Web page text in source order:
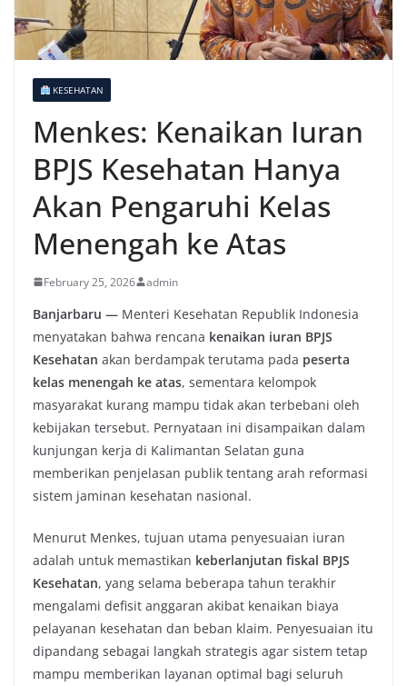
KESEHATAN
Menkes: Kenaikan Iuran
BPJS Kesehatan Hanya
Akan Pengaruhi Kelas
Menengah ke Atas
February 25, 2026 admin
Banjarbaru — Menteri Kesehatan Republik Indonesia
menyatakan bahwa rencana kenaikan iuran BPJS
Kesehatan akan berdampak terutama pada peserta
kelas menengah ke atas, sementara kelompok
masyarakat kurang mampu tidak akan terbebani oleh
kebijakan tersebut. Pernyataan ini disampaikan dalam
kunjungan kerja di Kalimantan Selatan guna
memberikan penjelasan publik tentang arah reformasi
sistem jaminan kesehatan nasional.
Menurut Menkes, tujuan utama penyesuaian iuran
adalah untuk memastikan keberlanjutan fiskal BPJS
Kesehatan, yang selama beberapa tahun terakhir
mengalami defisit anggaran akibat kenaikan biaya
pelayanan kesehatan dan beban klaim. Penyesuaian itu
dipandang sebagai langkah strategis agar sistem tetap
mampu memberikan layanan optimal bagi seluruh